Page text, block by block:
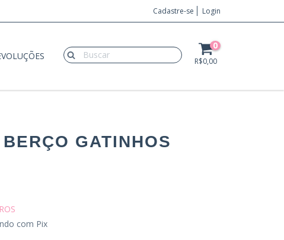
Cadastre-se Login
0
R$0,00
GATINHOS
com Pix